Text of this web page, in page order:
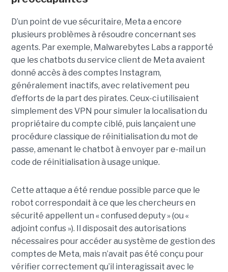
D’un point de vue sécuritaire, Meta a encore
plusieurs problèmes à résoudre concernant ses
agents. Par exemple, Malwarebytes Labs a rapporté
que les chatbots du service client de Meta avaient
donné accès à des comptes Instagram,
généralement inactifs, avec relativement peu
d’efforts de la part des pirates. Ceux-ci utilisaient
simplement des VPN pour simuler la localisation du
propriétaire du compte ciblé, puis lançaient une
procédure classique de réinitialisation du mot de
passe, amenant le chatbot à envoyer par e-mail un
code de réinitialisation à usage unique.
Cette attaque a été rendue possible parce que le
robot correspondait à ce que les chercheurs en
sécurité appellent un « confused deputy » (ou «
adjoint confus »). Il disposait des autorisations
nécessaires pour accéder au système de gestion des
comptes de Meta, mais n’avait pas été conçu pour
vérifier correctement qu’il interagissait avec le